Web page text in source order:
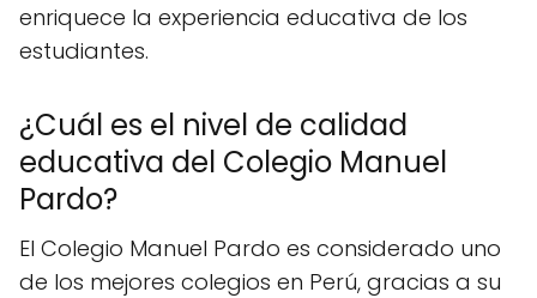
enriquece la experiencia educativa de los
estudiantes.
¿Cuál es el nivel de calidad
educativa del Colegio Manuel
Pardo?
El Colegio Manuel Pardo es considerado uno
de los mejores colegios en Perú, gracias a su